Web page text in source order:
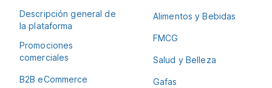
Descripción general de
la plataforma
Promociones
comerciales
B2B eCommerce
Alimentos y Bebidas
FMCG
Salud y Belleza
Gafas